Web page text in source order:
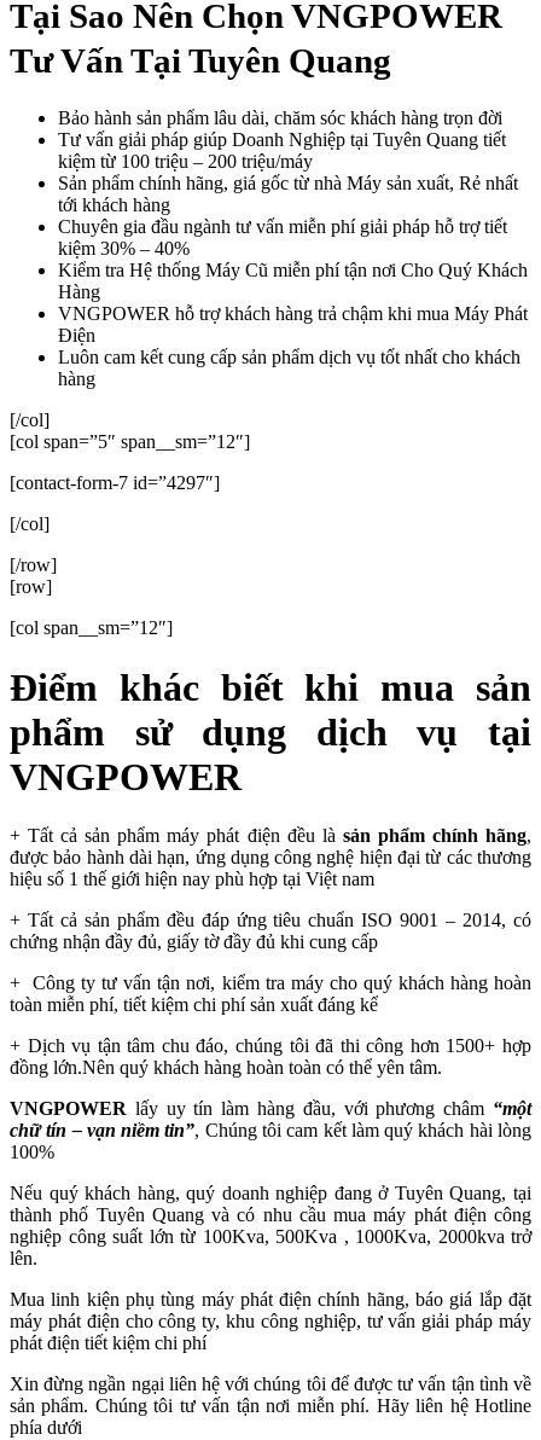
Tại Sao Nên Chọn VNGPOWER
Tư Vấn Tại Tuyên Quang
Bảo hành sản phẩm lâu dài, chăm sóc khách hàng trọn đời
Tư vấn giải pháp giúp Doanh Nghiệp tại Tuyên Quang tiết
kiệm từ 100 triệu – 200 triệu/máy
Sản phẩm chính hãng, giá gốc từ nhà Máy sản xuất, Rẻ nhất
tới khách hàng
Chuyên gia đầu ngành tư vấn miễn phí giải pháp hỗ trợ tiết
kiệm 30% – 40%
Kiểm tra Hệ thống Máy Cũ miễn phí tận nơi Cho Quý Khách
Hàng
VNGPOWER hỗ trợ khách hàng trả chậm khi mua Máy Phát
Điện
Luôn cam kết cung cấp sản phẩm dịch vụ tốt nhất cho khách
hàng
[/col]
[col span=”5″ span__sm=”12″]
[contact-form-7 id=”4297″]
[/col]
[/row]
[row]
[col span__sm=”12″]
Điểm khác biết khi mua sản
phẩm sử dụng dịch vụ tại
VNGPOWER
+ Tất cả sản phẩm máy phát điện đều là sản phẩm chính hãng,
được bảo hành dài hạn, ứng dụng công nghệ hiện đại từ các thương
hiệu số 1 thế giới hiện nay phù hợp tại Việt nam
+ Tất cả sản phẩm đều đáp ứng tiêu chuẩn ISO 9001 – 2014, có
chứng nhận đầy đủ, giấy tờ đầy đủ khi cung cấp
+ Công ty tư vấn tận nơi, kiểm tra máy cho quý khách hàng hoàn
toàn miễn phí, tiết kiệm chi phí sản xuất đáng kể
+ Dịch vụ tận tâm chu đáo, chúng tôi đã thi công hơn 1500+ hợp
đồng lớn.Nên quý khách hàng hoàn toàn có thể yên tâm.
VNGPOWER lấy uy tín làm hàng đầu, với phương châm “một
chữ tín – vạn niềm tin”, Chúng tôi cam kết làm quý khách hài lòng
100%
Nếu quý khách hàng, quý doanh nghiệp đang ở Tuyên Quang, tại
thành phố Tuyên Quang và có nhu cầu mua máy phát điện công
nghiệp công suất lớn từ 100Kva, 500Kva , 1000Kva, 2000kva trở
lên.
Mua linh kiện phụ tùng máy phát điện chính hãng, báo giá lắp đặt
máy phát điện cho công ty, khu công nghiệp, tư vấn giải pháp máy
phát điện tiết kiệm chi phí
Xin đừng ngần ngại liên hệ với chúng tôi để được tư vấn tận tình về
sản phẩm. Chúng tôi tư vấn tận nơi miễn phí. Hãy liên hệ Hotline
phía dưới